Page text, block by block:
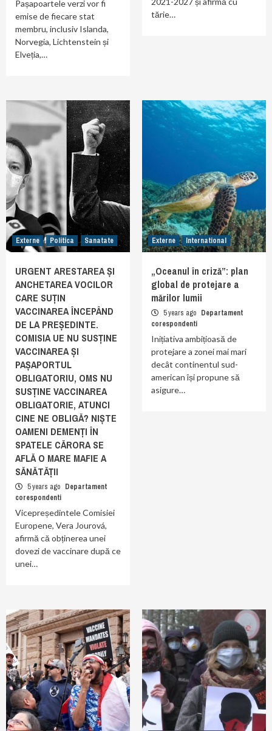
Pașapoartele verzi vor fi
emise de fiecare stat
membru, inclusiv Islanda,
Norvegia, Lichtenstein și
Elveția,…
tărie…
Externe Politica Sanatate
URGENT ARESTAREA ȘI
ANCHETAREA VOCILOR
CARE SUȚIN
VACCINAREA ÎNCEPÂND
DE LA PREȘEDINTE.
COMISIA UE NU SUSȚINE
VACCINAREA ȘI
PAȘAPORTUL
OBLIGATORIU, OMS NU
SUSȚINE VACCINAREA
OBLIGATORIE, ATUNCI
CINE NE OBLIGĂ? NIȘTE
OAMENI DEMENȚI ÎN
SPATELE CĂRORA SE
AFLĂ O MARE MAFIE A
SĂNĂTĂȚII
5 years ago Departament
corespondenti
Vicepreședintele Comisiei
Europene, Vera Jourová,
afirmă că obținerea unei
dovezi de vaccinare după ce
unei…
Externe International
„Oceanul în criză”: plan
global de protejare a
mărilor lumii
5 years ago Departament
corespondenti
Inițiativa ambițioasă de
protejare a zonei mai mari
decât continentul sud-
american își propune să
asigure…